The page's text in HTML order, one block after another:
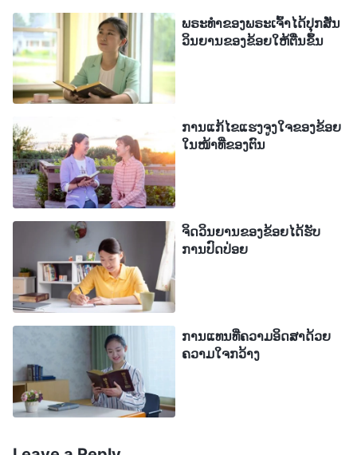
ສາມາດອາໄສຢູ່ໃນຄວາມຄິດລົບ ແລະ ເຈັບປວດ. ຂ້ອຍຕ້ອງ
ເຊື່ອຟັງ, ສະແຫວງຫາຄວາມຈິງ ແລະ ໄຕ່ຕອງ ແລະ ຮູ້ຈັກ
ຕົນເອງ.
ຕໍ່ມາ, ຂ້ອຍໄດ້ອ່ານອີກຂໍ້ຄວາມໜຶ່ງໃນພຣທຳຂອງພຣະເຈົ້າ
ວ່າ: “
ຜູ້ຄົນພຽງຖືວ່າ ການໄດ້ຮັບພຣະຄຸນ ແລະ ການມີ
ຄວາມສະຫງົບສຸກເປັນສັນຍາລັກຂອງການເຊື່ອໃນພຣະເຈົ້າ
ແລະ ເຫັນການສະແຫວງຫາພອນເປັນພື້ນຖານຂອງການ
ເຊື່ອໃນພຣະເຈົ້າ. ມີໜ້ອຍຄົນທີ່ສະແຫວງຫາເພື່ອຮູ້ຈັກ
ພຣະເຈົ້າ ຫຼື ສະແຫວງຫາການປ່ຽນແປງອຸປະນິໄສຂອງ
ພວກເຂົາ. ໃນຄວາມເຊື່ອຂອງພວກເຂົາ ຜູ້ຄົນສະແຫວງຫາ
ເພື່ອເຮັດໃຫ້ພຣະເຈົ້າປະທານຈຸດໝາຍປາຍທາງທີ່
ເໝາະສົມໃຫ້ແກ່ພວກເຂົາ ແລະ ພຣະຄຸນທັງໝົດທີ່ພວກເຂົາ
ຕ້ອງການ ເພື່ອເຮັດໃຫ້ພຣະອົງເປັນຜູ້ຮັບໃຊ້ຂອງພວກເຂົາ,
ເພື່ອເຮັດໃຫ້ພຣະອົງຮັກສາຄວາມສຳພັນຢ່າງຜາສຸກ ແລະ
ເປັນກັນເອງກັບພວກເຂົາ ເພື່ອວ່າ ບໍ່ວ່າຈະຢູ່ໃນເວລາໃດ
ກໍຕາມ ຈະບໍ່ເຄີຍມີຂໍ້ຂັດແຍ້ງໃດໆລະຫວ່າງພວກເຂົາ. ນັ້ນ
ພຣະທຳຂອງພຣະເຈົ້າໄດ້ປຸກສັ່ນ
ວິນຍານຂອງຂ້ອຍໃຫ້ຕື່ນຂຶ້ນ
ການແກ້ໄຂແຮງຈູງໃຈຂອງຂ້ອຍ
ໃນໜ້າທີ່ຂອງຕົນ
ຈິດວິນຍານຂອງຂ້ອຍໄດ້ຮັບ
ການປົດປ່ອຍ
ການແທນທີ່ຄວາມອິດສາດ້ວຍ
ຄວາມໃຈກວ້າງ